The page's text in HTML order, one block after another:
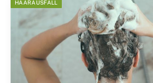
HAARAUSFALL